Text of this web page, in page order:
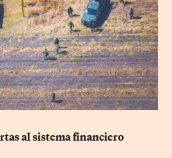
al sistema financiero